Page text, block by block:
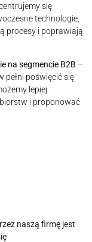
się
technologie,
procesy i poprawiają
na segmencie B2B –
pełni poświęcić się
lepiej
i proponować
naszą firmę jest